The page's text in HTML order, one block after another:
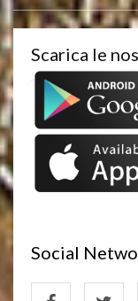
Scarica le
Social